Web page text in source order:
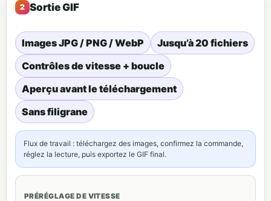
Sortie GIF
Images JPG / PNG / WebP
Jusqu’à 20 fichiers
Contrôles de vitesse + boucle
Aperçu avant le téléchargement
Sans filigrane
Flux de travail : téléchargez des images, confirmez la commande,
réglez la lecture, puis exportez le GIF final.
PRÉRÉGLAGE DE VITESSE